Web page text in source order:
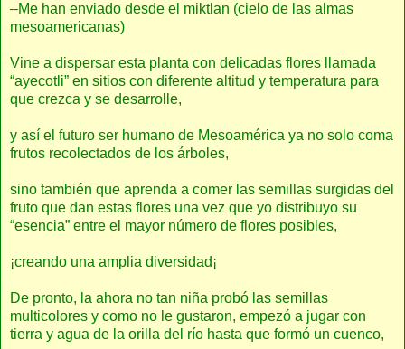
–Me han enviado desde el miktlan (cielo de las almas
mesoamericanas)
Vine a dispersar esta planta con delicadas flores llamada
“ayecotli” en sitios con diferente altitud y temperatura para
que crezca y se desarrolle,
y así el futuro ser humano de Mesoamérica ya no solo coma
frutos recolectados de los árboles,
sino también que aprenda a comer las semillas surgidas del
fruto que dan estas flores una vez que yo distribuyo su
“esencia” entre el mayor número de flores posibles,
¡creando una amplia diversidad¡
De pronto, la ahora no tan niña probó las semillas
multicolores y como no le gustaron, empezó a jugar con
tierra y agua de la orilla del río hasta que formó un cuenco,